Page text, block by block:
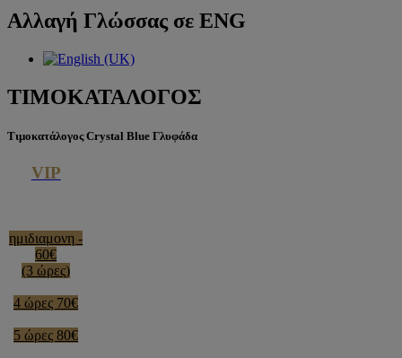
Αλλαγή Γλώσσας σε ENG
ΤΙΜΟΚΑΤΑΛΟΓΟΣ
Τιμοκατάλογος Crystal Blue Γλυφάδα
VIP
ημιδιαμονη -
60€
(3 ώρες)
4 ώρες 70€
5 ώρες 80€